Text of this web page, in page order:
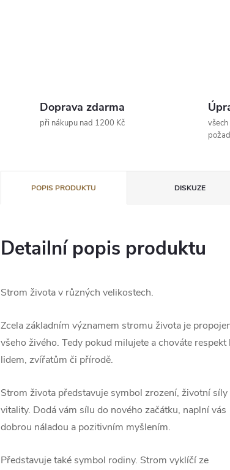
Doprava zdarma
při nákupu nad 1200 Kč
POPIS PRODUKTU DISKUZE
Detailní popis produktu
Strom života v různých velikostech.
Zcela základním významem stromu života je
všeho živého. Tedy pokud milujete a chováte respekt
lidem, zvířatům či přírodě.
Strom života představuje symbol zrození, životní síly
vitality. Dodá vám sílu do nového začátku, naplní vás
dobrou náladou a pozitivním myšlením.
Představuje také symbol rodiny. Strom vyklíčí ze